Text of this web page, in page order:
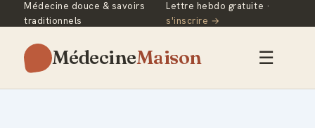
Médecine douce & savoirs
traditionnels
Lettre hebdo gratuite ·
s'inscrire →
MédecineMaison ☰